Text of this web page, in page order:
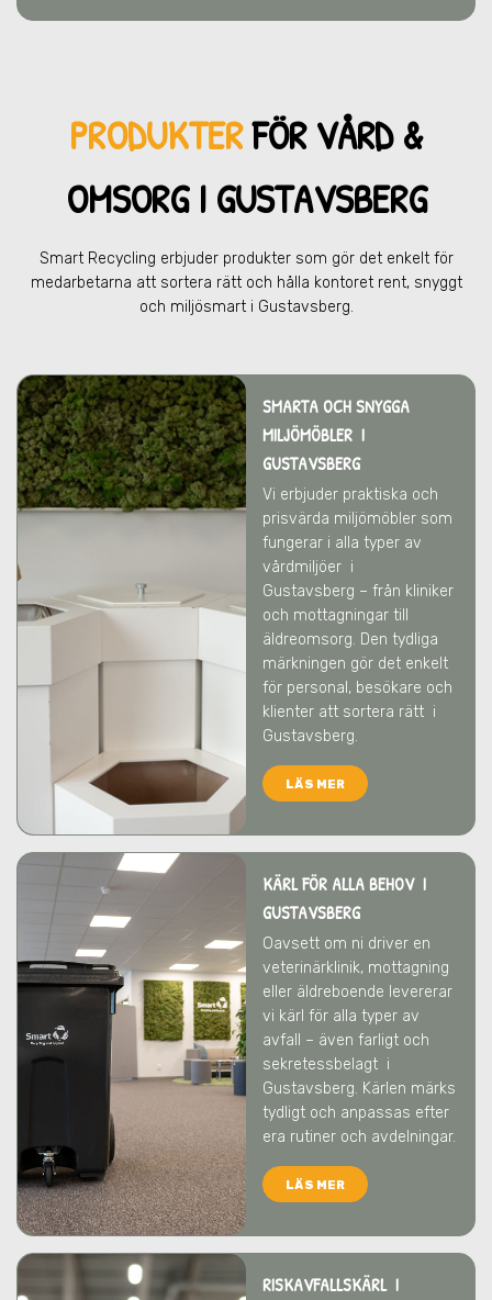
PRODUKTERFÖR VÅRD &
OMSORG I GUSTAVSBERG
Smart Recycling erbjuder produkter som gör det enkelt för
medarbetarna att sortera rätt och hålla kontoret rent, snyggt
och miljösmart i Gustavsberg.
SMARTA OCH SNYGGA
MILJÖMÖBLER I
GUSTAVSBERG
Vi erbjuder praktiska och
prisvärda miljömöbler som
fungerar i alla typer av
vårdmiljöer i
Gustavsberg – från kliniker
och mottagningar till
äldreomsorg. Den tydliga
märkningen gör det enkelt
för personal, besökare och
klienter att sortera rätt i
Gustavsberg.
LÄS MER
KÄRL FÖR ALLA BEHOV I
GUSTAVSBERG
Oavsett om ni driver en
veterinärklinik, mottagning
eller äldreboende levererar
vi kärl för alla typer av
avfall – även farligt och
sekretessbelagt i
Gustavsberg. Kärlen märks
tydligt och anpassas efter
era rutiner och avdelningar.
LÄS MER
RISKAVFALLSKÄRL I